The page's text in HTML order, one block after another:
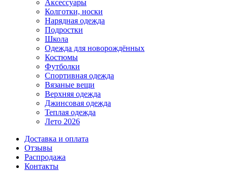
Аксессуары
Колготки, носки
Нарядная одежда
Подростки
Школа
Одежда для новорождённых
Костюмы
Футболки
Спортивная одежда
Вязаные вещи
Верхняя одежда
Джинсовая одежда
Теплая одежда
Лето 2026
Доставка и оплата
Отзывы
Распродажа
Контакты